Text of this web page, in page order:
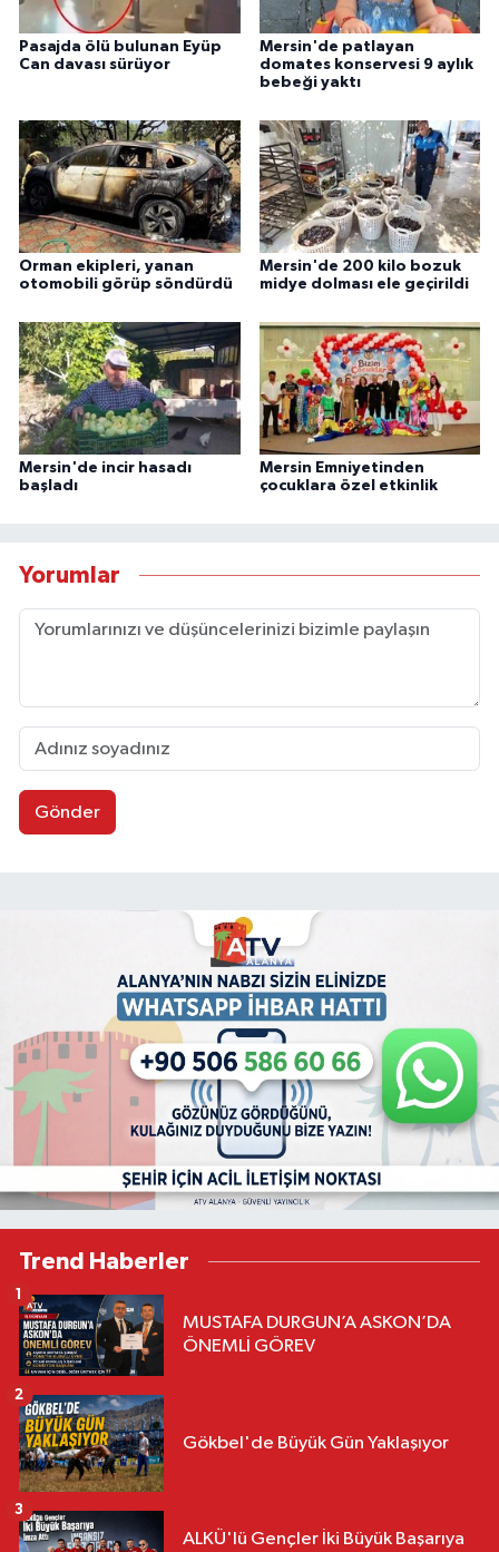
Pasajda ölü bulunan Eyüp
Can davası sürüyor
Mersin'de patlayan
domates konservesi 9 aylık
bebeği yaktı
Orman ekipleri, yanan
otomobili görüp söndürdü
Mersin'de 200 kilo bozuk
midye dolması ele geçirildi
Mersin'de incir hasadı
başladı
Mersin Emniyetinden
çocuklara özel etkinlik
Yorumlar
Gönder
Trend Haberler
MUSTAFA DURGUN’A ASKON’DA
ÖNEMLİ GÖREV
1
Gökbel'de Büyük Gün Yaklaşıyor
2
ALKÜ'lü Gençler İki Büyük Başarıya
3